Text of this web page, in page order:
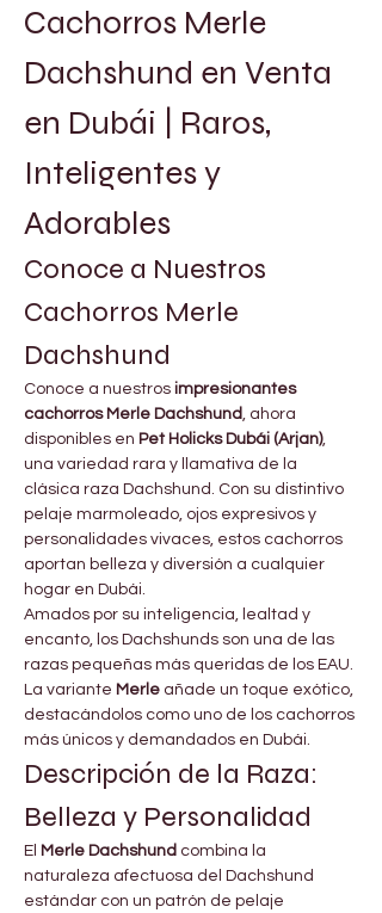
Cachorros Merle
Dachshund en Venta
en Dubái | Raros,
Inteligentes y
Adorables
Conoce a Nuestros
Cachorros Merle
Dachshund
Conoce a nuestros impresionantes
cachorros Merle Dachshund
, ahora
disponibles en Pet Holicks Dubái (Arjan),
una variedad rara y llamativa de la
clásica raza Dachshund. Con su distintivo
pelaje marmoleado, ojos expresivos y
personalidades vivaces, estos cachorros
aportan belleza y diversión a cualquier
hogar en Dubái.
Amados por su inteligencia, lealtad y
encanto, los Dachshunds son una de las
razas pequeñas más queridas de los EAU.
La variante Merle añade un toque exótico,
destacándolos como uno de los cachorros
más únicos y demandados en Dubái.
Descripción de la Raza:
Belleza y Personalidad
El Merle Dachshund combina la
naturaleza afectuosa del Dachshund
estándar con un patrón de pelaje